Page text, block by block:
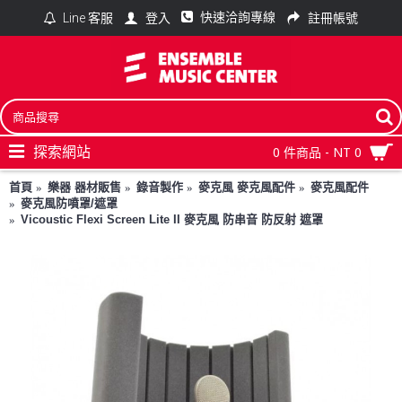
Line 客服 登入 快速洽詢專線 註冊帳號
0 件商品 - NT 0
探索網站
首頁 樂器 器材販售 錄音製作 麥克風 麥克風配件
麥克風配件
麥克風防噴罩/遮罩
Vicoustic Flexi Screen Lite II 麥克風 防串音 防反射 遮罩